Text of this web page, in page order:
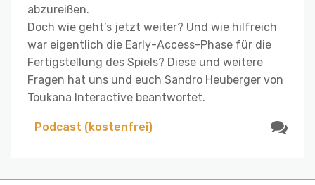
abzureißen.
Doch wie geht’s jetzt weiter? Und wie hilfreich
war eigentlich die Early-Access-Phase für die
Fertigstellung des Spiels? Diese und weitere
Fragen hat uns und euch Sandro Heuberger von
Toukana Interactive beantwortet.
Podcast (kostenfrei)